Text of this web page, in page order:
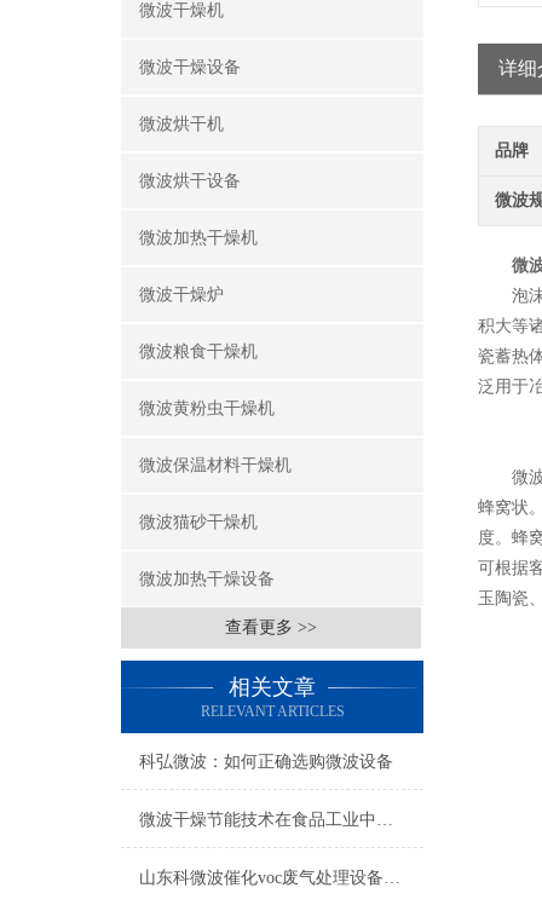
微波干燥机
微波干燥设备
微波烘干机
微波烘干设备
微波加热干燥机
微波干燥炉
微波粮食干燥机
微波黄粉虫干燥机
微波保温材料干燥机
微波猫砂干燥机
微波加热干燥设备
查看更多 >>
相关文章
RELEVANT ARTICLES
科弘微波：如何正确选购微波设备
微波干燥节能技术在食品工业中的应用与发展_
山东科微波催化voc废气处理设备—突破传统光氧设备技术革新发展的新篇章
详细
品牌
微波
微
泡沫
积大等
瓷蓄热
泛用于
微波
蜂窝状
度。蜂
可根据
玉陶瓷